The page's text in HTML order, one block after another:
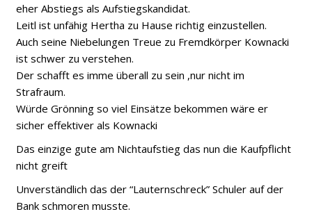
eher Abstiegs als Aufstiegskandidat.
Leitl ist unfähig Hertha zu Hause richtig einzustellen.
Auch seine Niebelungen Treue zu Fremdkörper Kownacki
ist schwer zu verstehen.
Der schafft es imme überall zu sein ,nur nicht im
Strafraum.
Würde Grönning so viel Einsätze bekommen wäre er
sicher effektiver als Kownacki
Das einzige gute am Nichtaufstieg das nun die Kaufpflicht
nicht greift
Unverständlich das der “Lauternschreck” Schuler auf der
Bank schmoren musste.